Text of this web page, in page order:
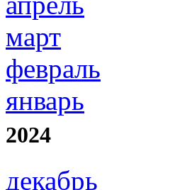
март
февраль
январь
2024
декабрь